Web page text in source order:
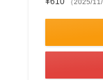
（2025/